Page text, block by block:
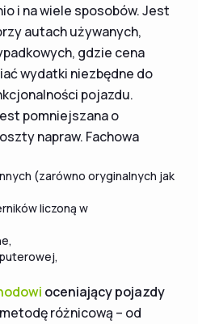
i na wiele sposobów. Jest
autach używanych,
gdzie cena
wydatki niezbędne do
pojazdu.
pomniejszana o
napraw. Fachowa
(zarówno oryginalnych jak
liczoną w
oceniający pojazdy
różnicową – od